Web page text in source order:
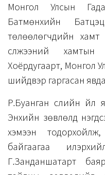
Монгол Улсын
Батмөнхийн
төлөөлөгчдийн хамт
сүлжээний хамтын
Хоёрдугаарт, Монгол
шийдвэр гаргасан
Р.Буанган сүүлийн
Энхийн зөвлөлд
хэмээн
байгаагаа
Г.Занданшатарт